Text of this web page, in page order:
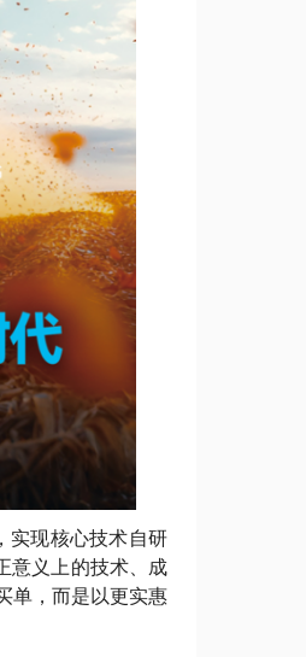
实现核心技术自研
意义上的技术、成
单，而是以更实惠